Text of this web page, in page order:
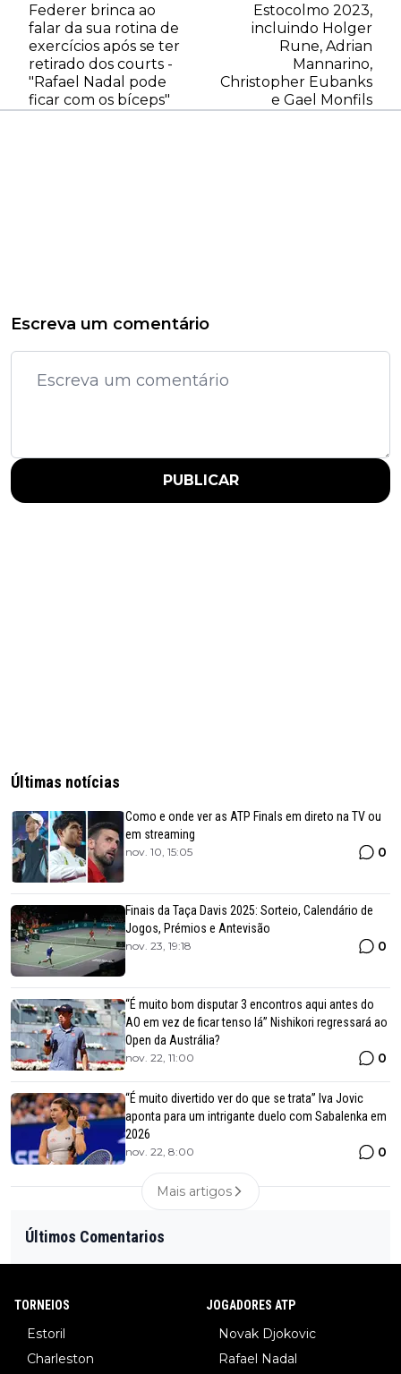
Federer brinca ao
falar da sua rotina de
exercícios após se ter
retirado dos courts -
"Rafael Nadal pode
ficar com os bíceps"
Estocolmo 2023,
incluindo Holger
Rune, Adrian
Mannarino,
Christopher Eubanks
e Gael Monfils
Escreva um comentário
PUBLICAR
Últimas notícias
Como e onde ver as ATP Finals em direto na TV ou
em streaming
nov. 10, 15:05 0
Finais da Taça Davis 2025: Sorteio, Calendário de
Jogos, Prémios e Antevisão
nov. 23, 19:18 0
“É muito bom disputar 3 encontros aqui antes do
AO em vez de ficar tenso lá” Nishikori regressará ao
Open da Austrália?
nov. 22, 11:00 0
“É muito divertido ver do que se trata” Iva Jovic
aponta para um intrigante duelo com Sabalenka em
2026
nov. 22, 8:00 0
Mais artigos
Últimos Comentarios
TORNEIOS
Estoril
Charleston
JOGADORES ATP
Novak Djokovic
Rafael Nadal